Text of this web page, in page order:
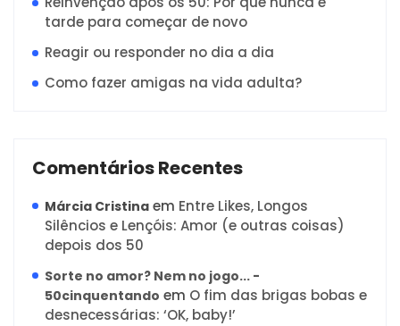
tarde para começar de novo
Reagir ou responder no dia a dia
Como fazer amigas na vida adulta?
Comentários Recentes
Márcia Cristina em Entre Likes, Longos
Silêncios e Lençóis: Amor (e outras coisas)
depois dos 50
Sorte no amor? Nem no jogo... -
50cinquentando em O fim das brigas bobas e
desnecessárias: ‘OK, baby!’